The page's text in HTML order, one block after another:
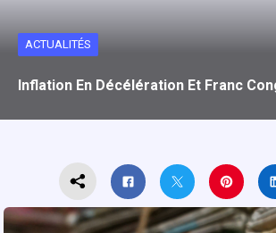
ACTUALITÉS
Inflation En Décélération Et Franc